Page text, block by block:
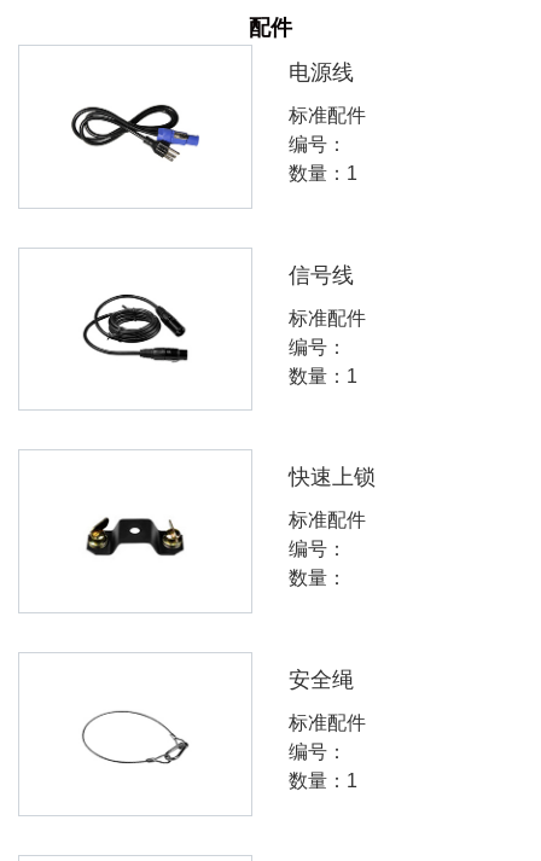
配件
电源线
标准配件
编号：
数量：1
信号线
标准配件
编号：
数量：1
快速上锁
标准配件
编号：
数量：
安全绳
标准配件
编号：
数量：1